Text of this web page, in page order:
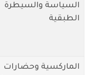
السياسة والسيطرة
الطبقية
الماركسية وحضارات